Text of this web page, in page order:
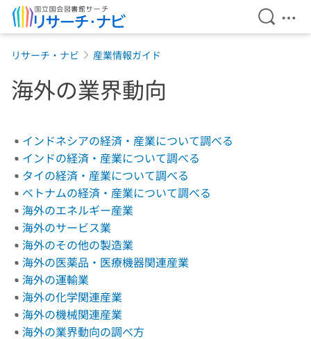
検索を
メ
リサーチ・ナビ 産業情報ガイド
海外の業界動向
インドネシアの経済・産業について調べる
インドの経済・産業について調べる
タイの経済・産業について調べる
ベトナムの経済・産業について調べる
海外のエネルギー産業
海外のサービス業
海外のその他の製造業
海外の医薬品・医療機器関連産業
海外の運輸業
海外の化学関連産業
海外の機械関連産業
海外の業界動向の調べ方